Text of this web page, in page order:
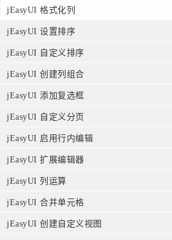
jEasyUI 格式化列
jEasyUI 设置排序
jEasyUI 自定义排序
jEasyUI 创建列组合
jEasyUI 添加复选框
jEasyUI 自定义分页
jEasyUI 启用行内编辑
jEasyUI 扩展编辑器
jEasyUI 列运算
jEasyUI 合并单元格
jEasyUI 创建自定义视图